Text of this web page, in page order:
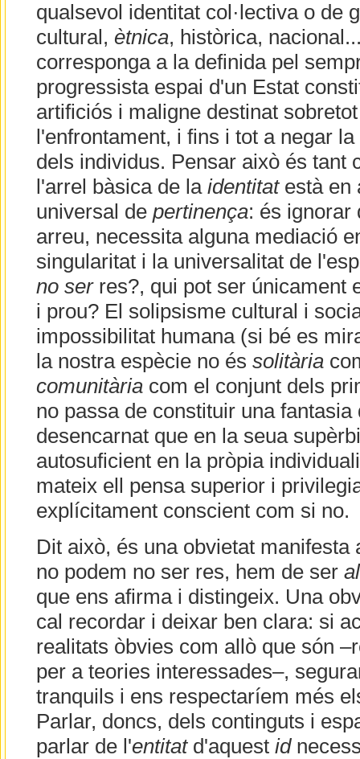
qualsevol identitat col·lectiva o de
cultural, ètnica, històrica,
corresponga a la definida pel
progressista espai d'un Estat
artificiós i maligne destinat
l'enfrontament, i fins i tot a negar
dels individus. Pensar això és tant
l'arrel bàsica de la identitatestà en
universal de pertinença: és ignorar
arreu, necessita alguna mediació
singularitat i la universalitat de
no serres?, qui pot ser únicament
i prou? El solipsisme cultural i
impossibilitat humana (si bé es
la nostra espècie no és solitària
comunitàriacom el conjunt dels
no passa de constituir una fantasia
desencarnat que en la seua
autosuficient en la pròpia
mateix ell pensa superior i
explícitament conscient com si no.
Dit això, és una obvietat manifesta
no podem no ser res, hem de ser
que ens afirma i distingeix. Una
cal recordar i deixar ben clara: si
realitats òbvies com allò que són
per a teories interessades–,
tranquils i ens respectaríem més
Parlar, doncs, dels continguts i
parlar de l'entitatd'aquest id